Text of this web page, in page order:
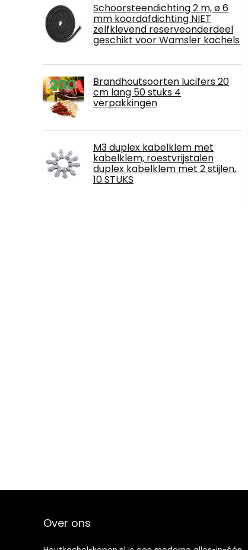
Schoorsteendichting 2 m, ø 6
mm koordafdichting NIET
zelfklevend reserveonderdeel
geschikt voor Wamsler kachels
Brandhoutsoorten lucifers 20
cm lang 50 stuks 4
verpakkingen
M3 duplex kabelklem met
kabelklem, roestvrijstalen
duplex kabelklem met 2 stijlen,
10 STUKS
Over ons